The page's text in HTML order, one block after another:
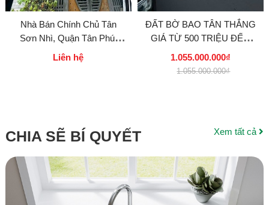
Nhà Bán Chính Chủ Tân
Sơn Nhì, Quận Tân Phú,
Tphcm
Liên hệ
ĐẤT BỜ BAO TÂN THẮNG
GIÁ TỪ 500 TRIỆU ĐẾN
DƯỚI 5 TỶ
1.055.000.000₫
1.055.000.000₫
CHIA SẼ BÍ QUYẾT Xem tất cả